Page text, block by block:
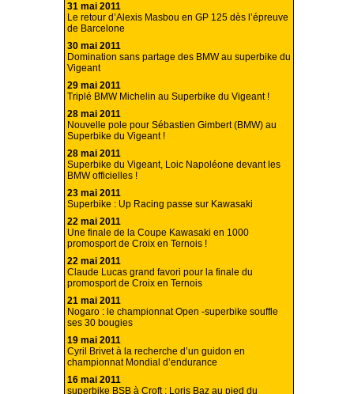
31 mai 2011
Le retour d’Alexis Masbou en GP 125 dès l’épreuve
de Barcelone
30 mai 2011
Domination sans partage des BMW au superbike du
Vigeant
29 mai 2011
Triplé BMW Michelin au Superbike du Vigeant !
28 mai 2011
Nouvelle pole pour Sébastien Gimbert (BMW) au
Superbike du Vigeant !
28 mai 2011
Superbike du Vigeant, Loic Napoléone devant les
BMW officielles !
23 mai 2011
Superbike : Up Racing passe sur Kawasaki
22 mai 2011
Une finale de la Coupe Kawasaki en 1000
promosport de Croix en Ternois !
22 mai 2011
Claude Lucas grand favori pour la finale du
promosport de Croix en Ternois
21 mai 2011
Nogaro : le championnat Open -superbike souffle
ses 30 bougies
19 mai 2011
Cyril Brivet à la recherche d’un guidon en
championnat Mondial d’endurance
16 mai 2011
superbike BSB à Croft : Loris Baz au pied du